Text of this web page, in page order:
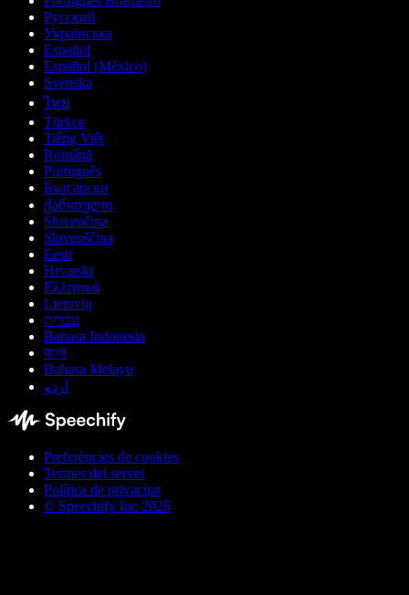
Русский
Українська
Español
Español (México)
Svenska
ไทย
Türkçe
Tiếng Việt
Română
Português
Български
ქართული
Slovenčina
Slovenščina
Eesti
Hrvatski
Ελληνικά
Lietuvių
עברית
Bahasa Indonesia
বাংলা
Bahasa Melayu
اردو
Preferències de cookies
Termes del servei
Política de privacitat
© Speechify Inc 2026